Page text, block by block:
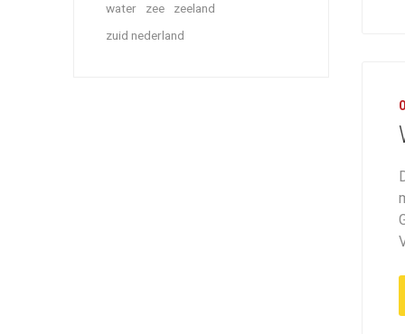
water
zee
zeeland
zuid nederland